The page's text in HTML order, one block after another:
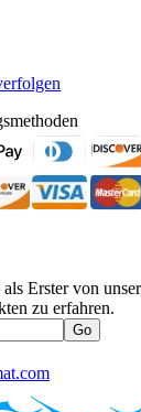
Erster von
zu erfahren.
Go